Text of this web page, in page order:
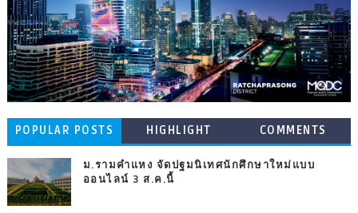
POPULAR POSTS HIGHLIGHT COMMENTS
ม.รามคำแหง จัดปฐมนิเทศนักศึกษาใหม่แบบ
ออนไลน์ 3 ส.ค.นี้